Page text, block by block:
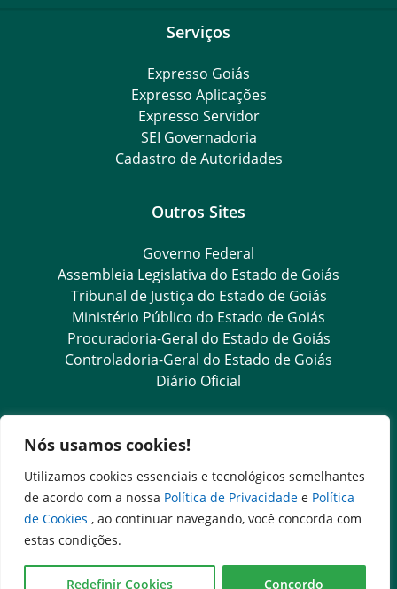
Nós usamos cookies!
Utilizamos cookies essenciais e tecnológicos semelhantes
de acordo com a nossa Política de Privacidade e Política
de Cookies , ao continuar navegando, você concorda com
estas condições.
Redefinir Cookies Concordo
Serviços
Expresso Goiás
Expresso Aplicações
Expresso Servidor
SEI Governadoria
Cadastro de Autoridades
Outros Sites
Governo Federal
Assembleia Legislativa do Estado de Goiás
Tribunal de Justiça do Estado de Goiás
Ministério Público do Estado de Goiás
Procuradoria-Geral do Estado de Goiás
Controladoria-Geral do Estado de Goiás
Diário Oficial
Transparência e Ouvidoria
LGPD
Goiás Transparência
Dados Abertos Goiás
SIC – Serviço de Informação ao Cidadão
e-SIC – Serviço Eletrônico de Informação ao Cidadão
Ouvidoria Setorial